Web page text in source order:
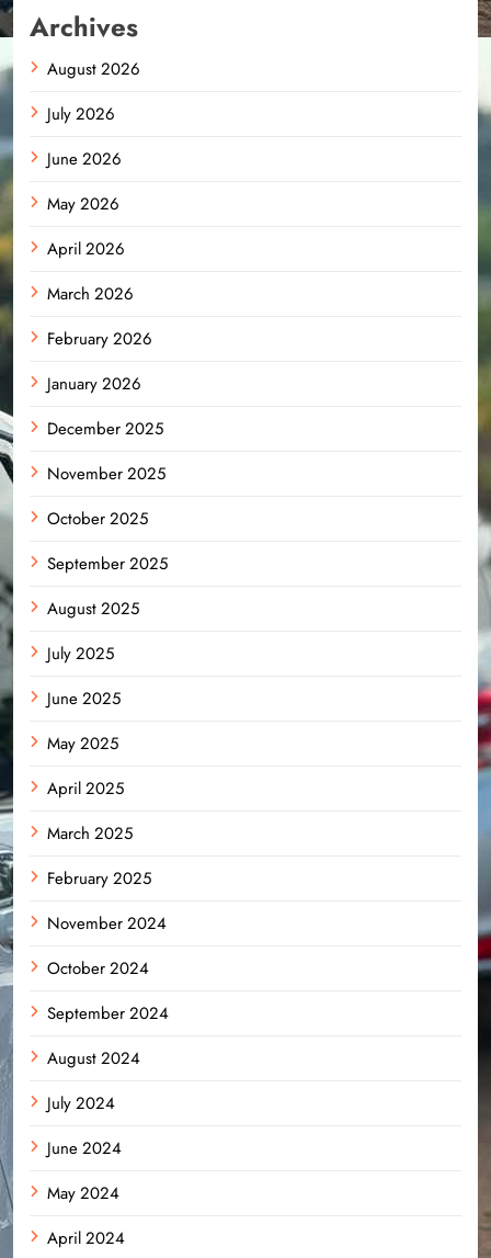
Archives
August 2026
July 2026
June 2026
May 2026
April 2026
March 2026
February 2026
January 2026
December 2025
November 2025
October 2025
September 2025
August 2025
July 2025
June 2025
May 2025
April 2025
March 2025
February 2025
November 2024
October 2024
September 2024
August 2024
July 2024
June 2024
May 2024
April 2024